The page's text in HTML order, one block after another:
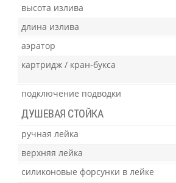
высота излива
длина излива
аэратор
картридж / кран-букса
подключение подводки
ДУШЕВАЯ СТОЙКА
ручная лейка
верхняя лейка
силиконовые форсунки в лейке